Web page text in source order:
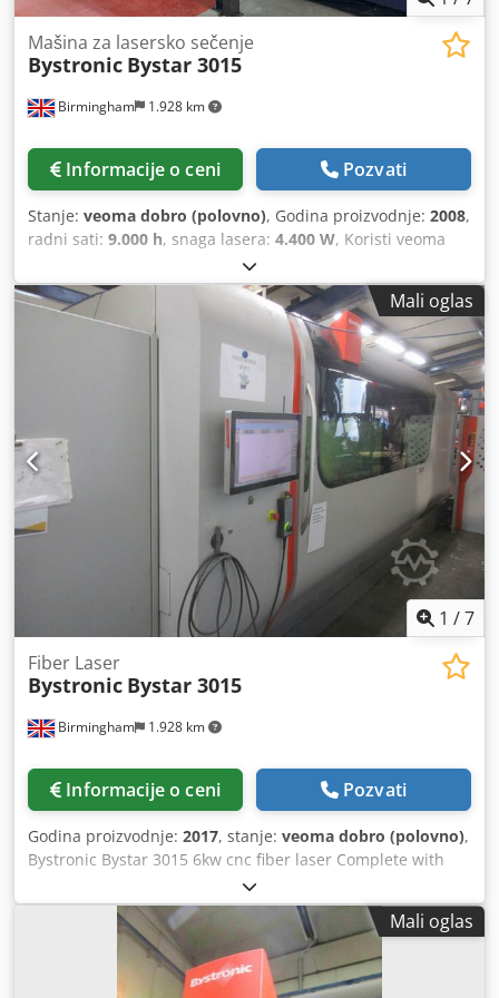
Birmingham 1.928 km
Mašina za lasersko sečenje
Bystronic Bystar 3015
Informacije o ceni Pozvati
Stanje: veoma dobro (polovno), Godina proizvodnje: 2008,
radni sati: 9.000 h, snaga lasera: 4.400 W, Koristi veoma
čist Bystronic Bystar 3015 4.4kW na prodaju / Ravan krevet
industrijski cnc laser za prodaju Bystronic ByStar 3015
4.4kW BREND: BYSTRONIC GODINA: 2008 MODEL: ByStar
3015 TIP APLIKACIJE: LASERSKO SEČENJE LOKACIJA:
UJEDINJENO KRALJEVSTVO TIP MAŠINE: LASERSKE MAŠINE
ZA SEČENJE (CO2) Potpuno servisirano i dobro održavano
BREND KONTROLNE JEDINICE: BYSTRONIC Tehničke
informacije BREND: BYSTRONIC LASERSKA SNAGA: 4.4KW /
4400 vati LASERSKI TIP: CO2 LASER BREND: BYLASER 4400
POKRET POKRET X-OSE: 3000 MM POKRETI Y OSE: 1500 MM
Časovi mašina: Skraćeno radno vreme: 9.000 DODATNA
OPREMA – BYPOS – CUT-CONTROL – 2 REZANJE GLAVA (5
inča, 7,5 inča) Crodjr Hcmrjpfx Aiyjf
Mali oglas
1 /7
Birmingham 1.928 km
Fiber Laser
Bystronic Bystar 3015
Informacije o ceni Pozvati
Godina proizvodnje: 2017, stanje: veoma dobro (polovno),
Bystronic Bystar 3015 6kw cnc fiber laser Complete with
Bystronic Bytrans ByTrans Extended Load/Unload system
Godina 2017 Codpfxslu E Hqo Aiyorf Napajanje na
časovima - 30.000 (Stalno uključivanje kada nije u upotrebi)
Skraćivanje časova -5.144 Bystronic ga svake godine
servisira kao deo ugovora o servisiranju. Nedavni radovi: 1
Mali oglas